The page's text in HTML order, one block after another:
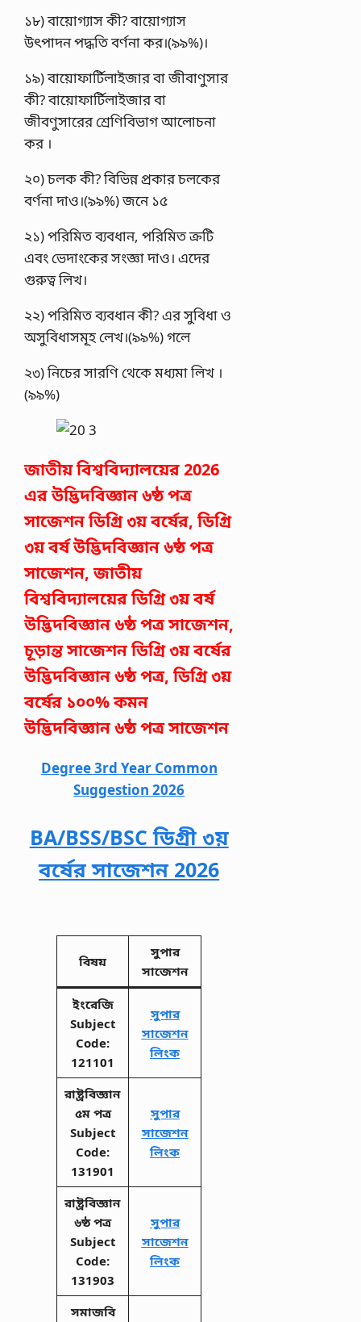
১৮) বায়ােগ্যাস কী? বায়ােগ্যাস
উৎপাদন পদ্ধতি বর্ণনা কর।(৯৯%)।
১৯) বায়ােফার্টিলাইজার বা জীবাণুসার
কী? বায়ােফার্টিলাইজার বা
জীবণুসারের শ্রেণিবিভাগ আলােচনা
কর ।
২০) চলক কী? বিভিন্ন প্রকার চলকের
বর্ণনা দাও।(৯৯%) জনে ১৫
২১) পরিমিত ব্যবধান, পরিমিত ক্রটি
এবং ভেদাংকের সংজ্ঞা দাও। এদের
গুরুত্ব লিখ।
২২) পরিমিত ব্যবধান কী? এর সুবিধা ও
অসুবিধাসমূহ লেখ।(৯৯%) গলে
২৩) নিচের সারণি থেকে মধ্যমা লিখ ।
(৯৯%)
জাতীয় বিশ্ববিদ্যালয়ের 2026
এর উদ্ভিদবিজ্ঞান ৬ষ্ঠ পত্র
সাজেশন ডিগ্রি ৩য় বর্ষের, ডিগ্রি
৩য় বর্ষ উদ্ভিদবিজ্ঞান ৬ষ্ঠ পত্র
সাজেশন, জাতীয়
বিশ্ববিদ্যালয়ের ডিগ্রি ৩য় বর্ষ
উদ্ভিদবিজ্ঞান ৬ষ্ঠ পত্র সাজেশন,
চূড়ান্ত সাজেশন ডিগ্রি ৩য় বর্ষের
উদ্ভিদবিজ্ঞান ৬ষ্ঠ পত্র, ডিগ্রি ৩য়
বর্ষের ১০০% কমন
উদ্ভিদবিজ্ঞান ৬ষ্ঠ পত্র সাজেশন
Degree 3rd Year Common
Suggestion 2026
BA/BSS/BSC ডিগ্রী ৩য়
বর্ষের সাজেশন 2026
বিষয়
সুপার
সাজেশন
ইংরেজি
Subject
Code:
121101
সুপার
সাজেশন
লিংক
রাষ্ট্রবিজ্ঞান
৫ম পত্র
Subject
Code:
131901
সুপার
সাজেশন
লিংক
রাষ্ট্রবিজ্ঞান
৬ষ্ঠ পত্র
Subject
Code:
131903
সুপার
সাজেশন
লিংক
সমাজবি